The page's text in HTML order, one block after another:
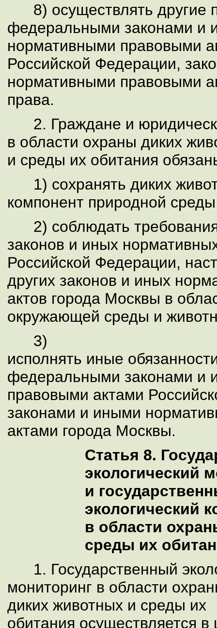
8) осуществлять другие
федеральными законами и
нормативными правовыми
Российской Федерации,
нормативными правовыми
права.
2. Граждане и
в области охраны диких
и среды их обитания
1) сохранять диких
компонент природной
2) соблюдать
законов и иных
Российской Федерации,
других законов и иных
актов города Москвы в
окружающей среды и
3)
исполнять иные
федеральными законами и
правовыми актами
законами и иными
актами города Москвы.
Статья 8.
экологический
и
экологический
в области
среды их
1. Государственный
мониторинг в области
диких животных и среды их
обитания осуществляется в